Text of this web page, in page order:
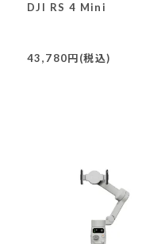
DJI RS 4 Mini
43,780円(税込)